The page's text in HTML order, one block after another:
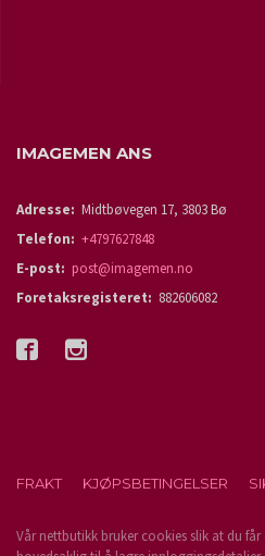
IMAGEMEN ANS
Adresse: Midtbøvegen 17, 3803 Bø
Telefon: +4797627848
E-post: post@imagemen.no
Foretaksregisteret: 882606082
FRAKT KJØPSBETINGELSER
Vår nettbutikk bruker cookies slik at du